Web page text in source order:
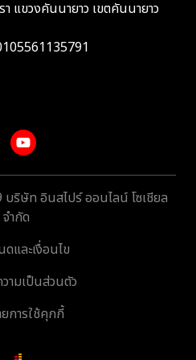
แขวงคันนายาว เขตคันนายาว
ริษัท อินสไปร์ ออนไลน์ โซเชียล
จำกัด
และเงื่อนไข
ามเป็นส่วนตัว
การใช้คุกกี้